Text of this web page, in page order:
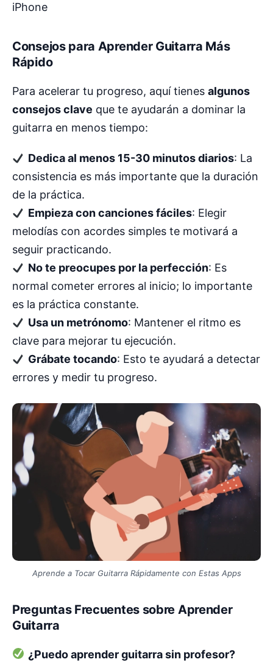
iPhone
Consejos para Aprender Guitarra Más
Rápido
Para acelerar tu progreso, aquí tienes algunos
consejos clave que te ayudarán a dominar la
guitarra en menos tiempo:
Dedica al menos 15-30 minutos diarios: La
consistencia es más importante que la duración
de la práctica.
Empieza con canciones fáciles: Elegir
melodías con acordes simples te motivará a
seguir practicando.
No te preocupes por la perfección: Es
normal cometer errores al inicio; lo importante
es la práctica constante.
Usa un metrónomo: Mantener el ritmo es
clave para mejorar tu ejecución.
Grábate tocando: Esto te ayudará a detectar
errores y medir tu progreso.
Aprende a Tocar Guitarra Rápidamente con Estas Apps
Preguntas Frecuentes sobre Aprender
Guitarra
¿Puedo aprender guitarra sin profesor?